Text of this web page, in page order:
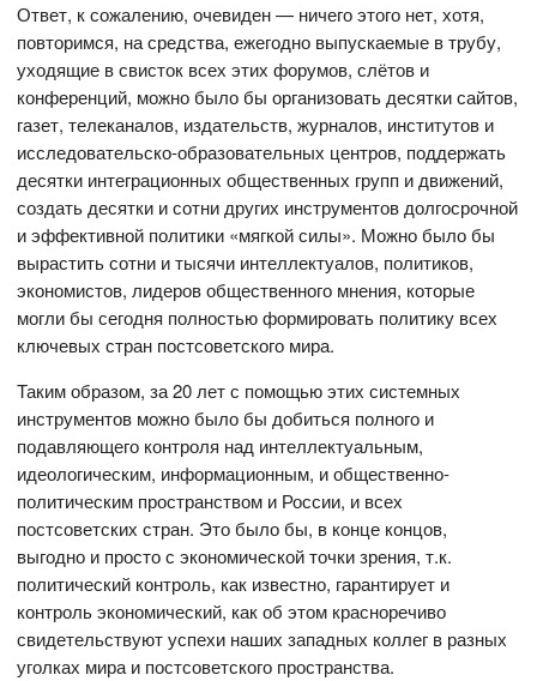
Ответ, к сожалению, очевиден — ничего этого нет, хотя,
повторимся, на средства, ежегодно выпускаемые в трубу,
уходящие в свисток всех этих форумов, слётов и
конференций, можно было бы организовать десятки сайтов,
газет, телеканалов, издательств, журналов, институтов и
исследовательско-образовательных центров, поддержать
десятки интеграционных общественных групп и движений,
создать десятки и сотни других инструментов долгосрочной
и эффективной политики «мягкой силы». Можно было бы
вырастить сотни и тысячи интеллектуалов, политиков,
экономистов, лидеров общественного мнения, которые
могли бы сегодня полностью формировать политику всех
ключевых стран постсоветского мира.
Таким образом, за 20 лет с помощью этих системных
инструментов можно было бы добиться полного и
подавляющего контроля над интеллектуальным,
идеологическим, информационным, и общественно-
политическим пространством и России, и всех
постсоветских стран. Это было бы, в конце концов,
выгодно и просто с экономической точки зрения, т.к.
политический контроль, как известно, гарантирует и
контроль экономический, как об этом красноречиво
свидетельствуют успехи наших западных коллег в разных
уголках мира и постсоветского пространства.